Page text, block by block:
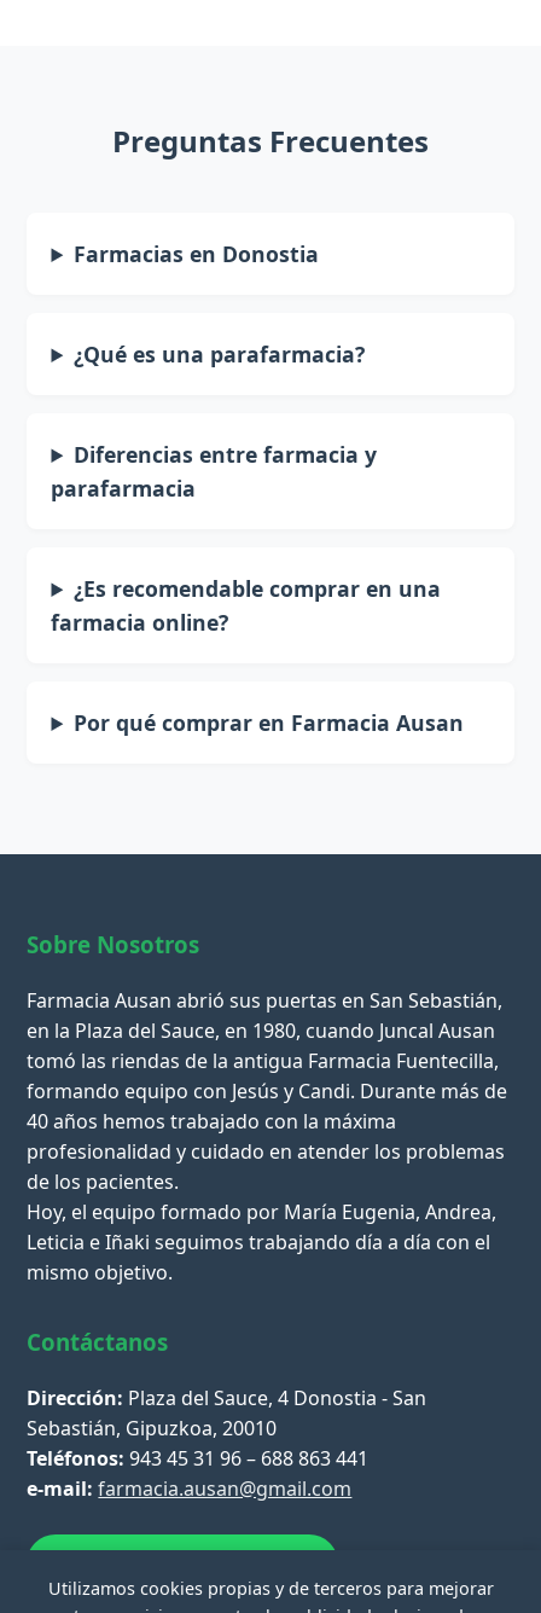
Preguntas Frecuentes
Farmacias en Donostia
¿Qué es una parafarmacia?
Diferencias entre farmacia y
parafarmacia
¿Es recomendable comprar en una
farmacia online?
Por qué comprar en Farmacia Ausan
Sobre Nosotros
Farmacia Ausan abrió sus puertas en San Sebastián,
en la Plaza del Sauce, en 1980, cuando Juncal Ausan
tomó las riendas de la antigua Farmacia Fuentecilla,
formando equipo con Jesús y Candi. Durante más de
40 años hemos trabajado con la máxima
profesionalidad y cuidado en atender los problemas
de los pacientes.
Hoy, el equipo formado por María Eugenia, Andrea,
Leticia e Iñaki seguimos trabajando día a día con el
mismo objetivo.
Contáctanos
Dirección: Plaza del Sauce, 4 Donostia - San
Sebastián, Gipuzkoa, 20010
Teléfonos: 943 45 31 96 – 688 863 441
e-mail: farmacia.ausan@gmail.com
Utilizamos cookies propias y de terceros para mejorar